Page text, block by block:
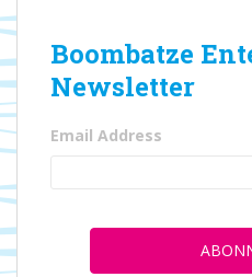
Boombatze
Newsletter
Email Address